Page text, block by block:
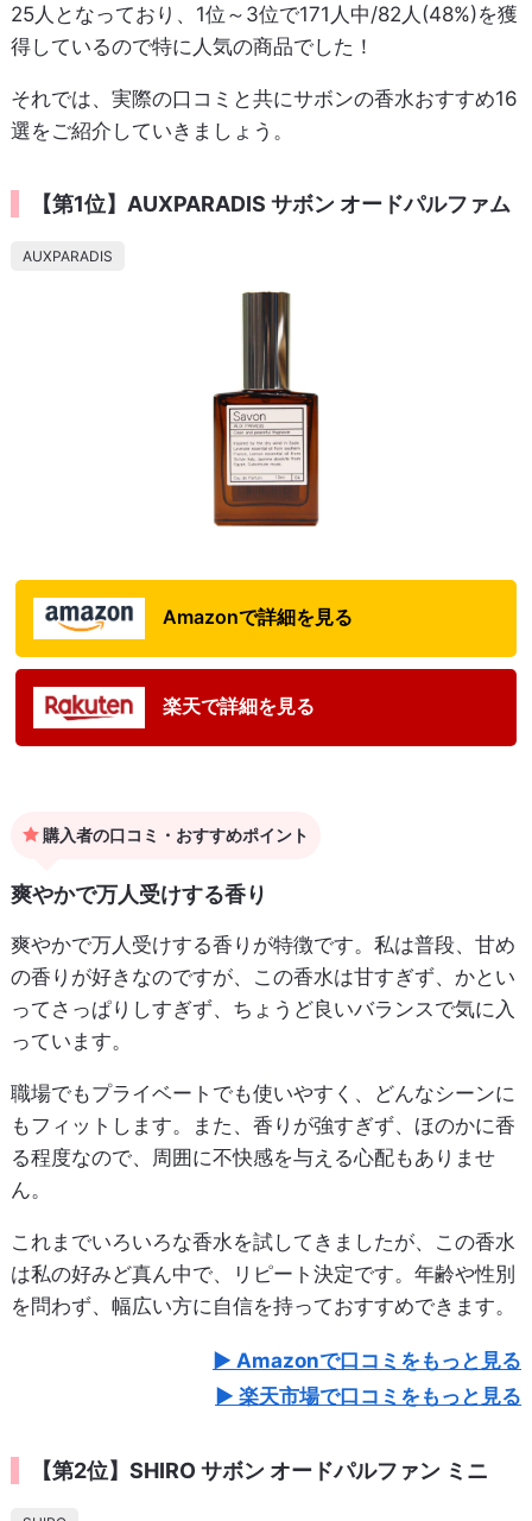
25人となっており、1位～3位で171人中/82人(48%)を獲
得しているので特に人気の商品でした！
それでは、実際の口コミと共にサボンの香水おすすめ16
選をご紹介していきましょう。
【第1位】AUXPARADIS サボン オードパルファム
AUXPARADIS
Amazonで詳細を見る
楽天で詳細を見る
購入者の口コミ・おすすめポイント
爽やかで万人受けする香り
爽やかで万人受けする香りが特徴です。私は普段、甘め
の香りが好きなのですが、この香水は甘すぎず、かとい
ってさっぱりしすぎず、ちょうど良いバランスで気に入
っています。
職場でもプライベートでも使いやすく、どんなシーンに
もフィットします。また、香りが強すぎず、ほのかに香
る程度なので、周囲に不快感を与える心配もありませ
ん。
これまでいろいろな香水を試してきましたが、この香水
は私の好みど真ん中で、リピート決定です。年齢や性別
を問わず、幅広い方に自信を持っておすすめできます。
Amazonで口コミをもっと見る
楽天市場で口コミをもっと見る
【第2位】SHIRO サボン オードパルファン ミニ